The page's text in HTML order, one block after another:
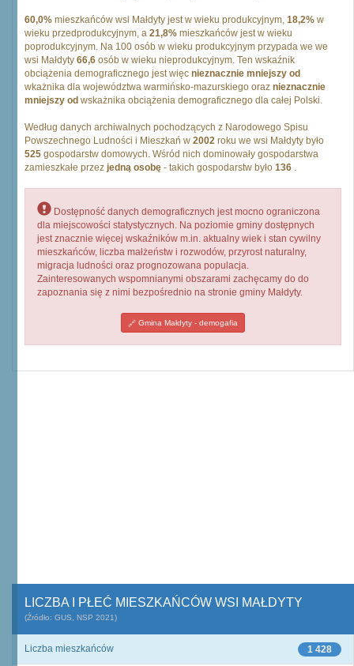
60,0% mieszkańców wsi Małdyty jest w wieku produkcyjnym, 18,2% w
wieku przedprodukcyjnym, a 21,8% mieszkańców jest w wieku
poprodukcyjnym. Na 100 osób w wieku produkcyjnym przypada we we
wsi Małdyty 66,6 osób w wieku nieprodukcyjnym. Ten wskaźnik
obciążenia demograficznego jest więc nieznacznie mniejszy od
wkażnika dla województwa warmińsko-mazurskiego oraz nieznacznie
mniejszy od wskażnika obciążenia demograficznego dla całej Polski.
Według danych archiwalnych pochodzących z Narodowego Spisu
Powszechnego Ludności i Mieszkań w 2002 roku we wsi Małdyty było
525 gospodarstw domowych. Wśród nich dominowały gospodarstwa
zamieszkałe przez jedną osobę - takich gospodarstw było 136 .
Dostępność danych demograficznych jest mocno ograniczona
dla miejscowości statystycznych. Na poziomie gminy dostępnych
jest znacznie więcej wskaźników m.in. aktualny wiek i stan cywilny
mieszkańców, liczba małżeństw i rozwodów, przyrost naturalny,
migracja ludności oraz prognozowana populacja.
Zainteresowanych wspomnianymi obszarami zachęcamy do do
zapoznania się z nimi bezpośrednio na stronie gminy Małdyty.
Gmina Małdyty - demogafia
LICZBA I PŁEĆ MIESZKAŃCÓW WSI MAŁDYTY
(Źródło: GUS, NSP 2021)
1 428
Liczba mieszkańców